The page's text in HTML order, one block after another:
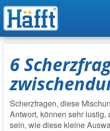
6
Scherzfragen, diese
Antwort, können sehr lustig,
sein, wie diese kleine